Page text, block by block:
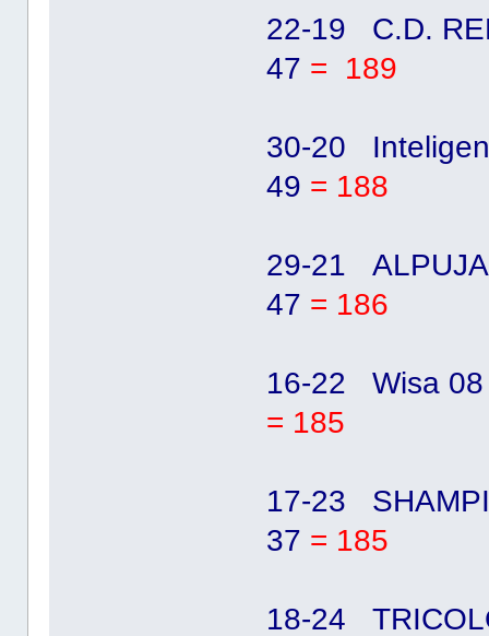
22-19 C.D.
47 = 189
30-20
49 = 188
29-21
47 = 186
16-22 Wisa
= 185
17-23
37 = 185
18-24